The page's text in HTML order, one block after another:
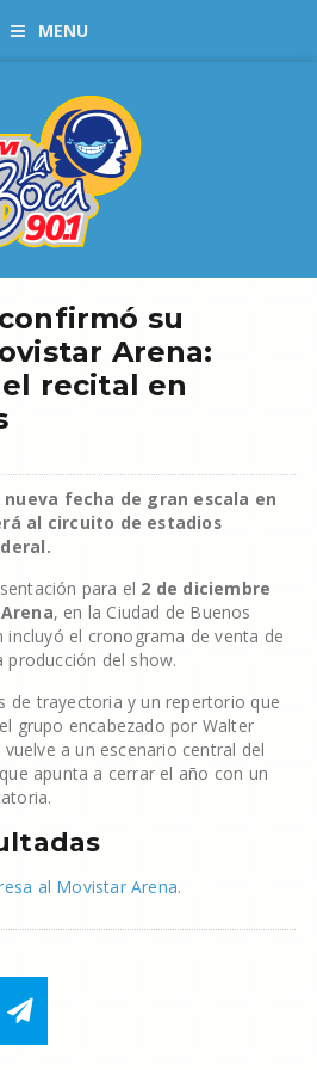
MENU
su
Arena:
recital en
nueva fecha de gran escala en
al circuito de estadios
para el 2 de diciembre
, en la Ciudad de Buenos
incluyó el cronograma de venta de
del show.
de trayectoria y un repertorio que
grupo encabezado por Walter
a un escenario central del
apunta a cerrar el año con un
al Movistar Arena.